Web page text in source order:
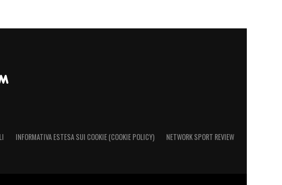
INFORMATIVA ESTESA SUI COOKIE (COOKIE POLICY) NETWORK SPORT REVIEW